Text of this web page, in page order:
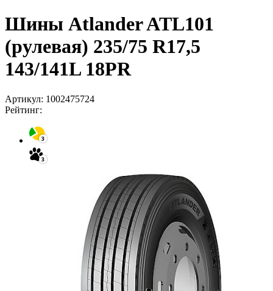
Шины Atlander ATL101
(рулевая) 235/75 R17,5
143/141L 18PR
Артикул: 1002475724
Рейтинг: